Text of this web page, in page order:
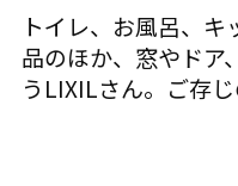
トイレ、お風呂、
品のほか、窓やドア
うLIXILさん。ご存